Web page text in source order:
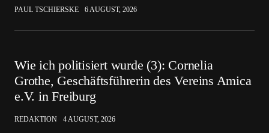
PAUL TSCHIERSKE 6 AUGUST, 2026
Wie ich politisiert wurde (3): Cornelia
Grothe, Geschäftsführerin des Vereins Amica
e.V. in Freiburg
REDAKTION 4 AUGUST, 2026